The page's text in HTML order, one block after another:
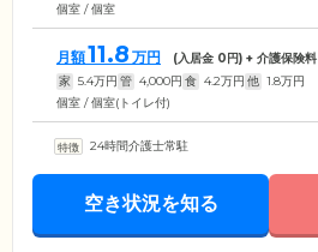
個室 / 個室
月額11.8 万円 (入居金 0円) + 介護保険料
家 5.4万円 管 4,000円 食 4.2万円 他 1.8万円
個室 / 個室(トイレ付)
24時間介護士常駐
空き状況を知る